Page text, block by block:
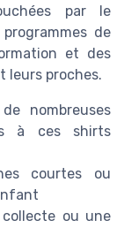
par le
de
et des
leurs proches.
nombreuses
à ces shirts
courtes ou
ou une